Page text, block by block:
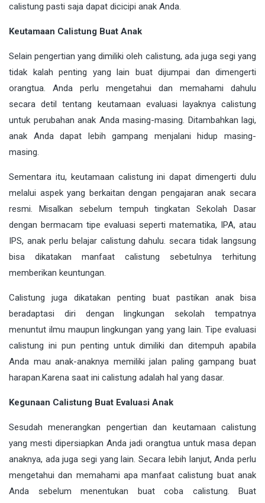
calistung pasti saja dapat dicicipi anak Anda.
Keutamaan Calistung Buat Anak
Selain pengertian yang dimiliki oleh calistung, ada juga segi yang
tidak kalah penting yang lain buat dijumpai dan dimengerti
orangtua. Anda perlu mengetahui dan memahami dahulu
secara detil tentang keutamaan evaluasi layaknya calistung
untuk perubahan anak Anda masing-masing. Ditambahkan lagi,
anak Anda dapat lebih gampang menjalani hidup masing-
masing.
Sementara itu, keutamaan calistung ini dapat dimengerti dulu
melalui aspek yang berkaitan dengan pengajaran anak secara
resmi. Misalkan sebelum tempuh tingkatan Sekolah Dasar
dengan bermacam tipe evaluasi seperti matematika, IPA, atau
IPS, anak perlu belajar calistung dahulu. secara tidak langsung
bisa dikatakan manfaat calistung sebetulnya terhitung
memberikan keuntungan.
Calistung juga dikatakan penting buat pastikan anak bisa
beradaptasi diri dengan lingkungan sekolah tempatnya
menuntut ilmu maupun lingkungan yang yang lain. Tipe evaluasi
calistung ini pun penting untuk dimiliki dan ditempuh apabila
Anda mau anak-anaknya memiliki jalan paling gampang buat
harapan.Karena saat ini calistung adalah hal yang dasar.
Kegunaan Calistung Buat Evaluasi Anak
Sesudah menerangkan pengertian dan keutamaan calistung
yang mesti dipersiapkan Anda jadi orangtua untuk masa depan
anaknya, ada juga segi yang lain. Secara lebih lanjut, Anda perlu
mengetahui dan memahami apa manfaat calistung buat anak
Anda sebelum menentukan buat coba calistung. Buat